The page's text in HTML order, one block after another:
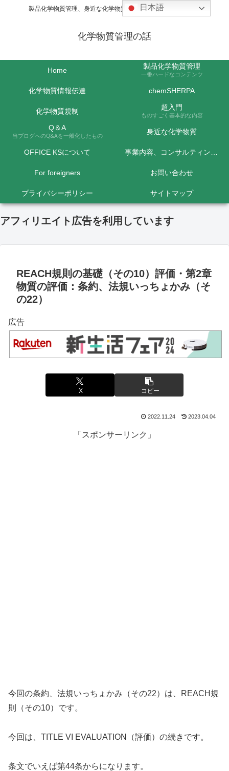
製品化学物質管理、身近な化学物質などの話題を取り上げます
化学物質管理の話
Home 製品化学物質管理
一番ハードなコンテンツ
化学物質情報伝達 chemSHERPA
化学物質規制 超入門
ものすごく基本的な内容
Q＆A
当ブログへのQ&Aを一般化したもの 身近な化学物質
OFFICE KSについて 事業内容、コンサルティング料金など
For foreigners お問い合わせ
プライバシーポリシー サイトマップ
アフィリエイト広告を利用しています
REACH規則の基礎（その10）評価・第2章
物質の評価：条約、法規いっちょかみ（そ
の22）
広告
X コピー
2022.11.24 2023.04.04
「スポンサーリンク」
今回の条約、法規いっちょかみ（その22）は、REACH規
則（その10）です。
今回は、TITLE VI EVALUATION（評価）の続きです。
条文でいえば第44条からになります。
日本語